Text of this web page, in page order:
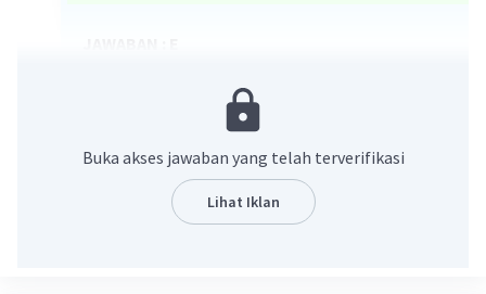
Buka akses jawaban yang telah terverifikasi
Lihat Iklan